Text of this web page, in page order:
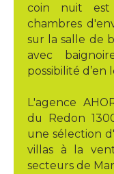
coin nuit est
chambres
sur la salle de
avec
possibilité d’en
L'agence
du Redon
une sélection
villas à la
secteurs de